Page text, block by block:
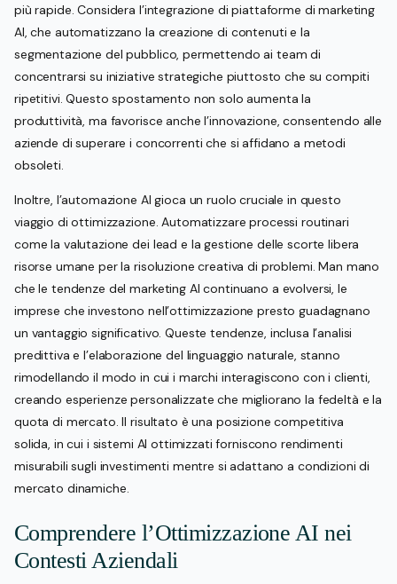
più rapide. Considera l’integrazione di piattaforme di marketing
AI, che automatizzano la creazione di contenuti e la
segmentazione del pubblico, permettendo ai team di
concentrarsi su iniziative strategiche piuttosto che su compiti
ripetitivi. Questo spostamento non solo aumenta la
produttività, ma favorisce anche l’innovazione, consentendo alle
aziende di superare i concorrenti che si affidano a metodi
obsoleti.
Inoltre, l’automazione AI gioca un ruolo cruciale in questo
viaggio di ottimizzazione. Automatizzare processi routinari
come la valutazione dei lead e la gestione delle scorte libera
risorse umane per la risoluzione creativa di problemi. Man mano
che le tendenze del marketing AI continuano a evolversi, le
imprese che investono nell’ottimizzazione presto guadagnano
un vantaggio significativo. Queste tendenze, inclusa l’analisi
predittiva e l’elaborazione del linguaggio naturale, stanno
rimodellando il modo in cui i marchi interagiscono con i clienti,
creando esperienze personalizzate che migliorano la fedeltà e la
quota di mercato. Il risultato è una posizione competitiva
solida, in cui i sistemi AI ottimizzati forniscono rendimenti
misurabili sugli investimenti mentre si adattano a condizioni di
mercato dinamiche.
Comprendere l’Ottimizzazione AI nei
Contesti Aziendali